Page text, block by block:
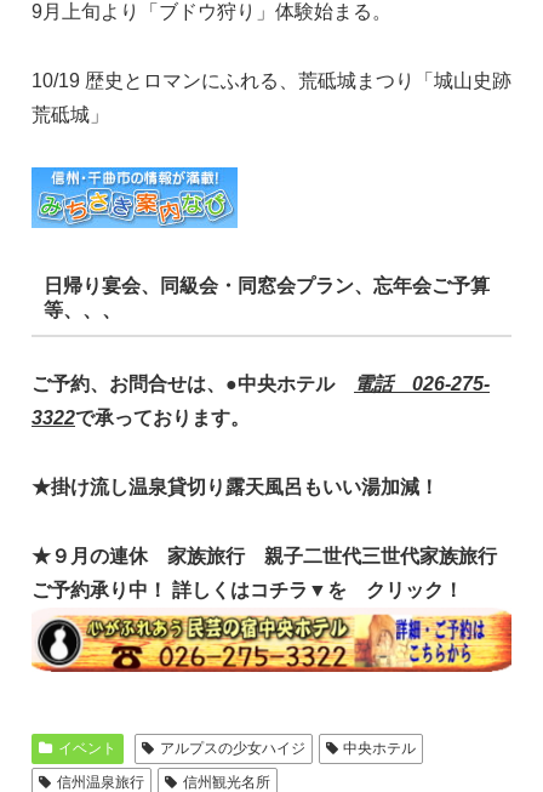
9月上旬より「ブドウ狩り」体験始まる。
10/19 歴史とロマンにふれる、荒砥城まつり「城山史跡
荒砥城」
日帰り宴会、同級会・同窓会プラン、忘年会ご予算
等、、、
ご予約、お問合せは、●中央ホテル
電話 026-275-
3322で承っております。
★掛け流し温泉貸切り露天風呂もいい湯加減！
★９月の連休 家族旅行 親子二世代三世代家族旅行
ご予約承り中！ 詳しくはコチラ▼を クリック！
イベント アルプスの少女ハイジ
中央ホテル
信州温泉旅行
信州観光名所